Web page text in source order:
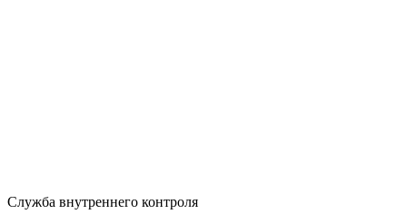
Служба внутреннего контроля